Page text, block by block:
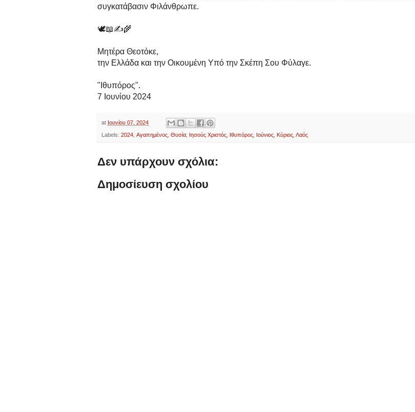
συγκατάβασιν Φιλάνθρωπε.
🕊📖✍️🌾
Μητέρα Θεοτόκε,
την Ελλάδα και την Οικουμένη Υπό την Σκέπη Σου Φύλαγε.
"Ιθυπόρος".
7 Ιουνίου 2024
at Ιουνίου 07, 2024
Labels: 2024 Αγαπημένος Θυσία Ιησούς Χριστός Ιθυπόρος Ιούνιος Κύριος Λαός
Δεν υπάρχουν σχόλια:
Δημοσίευση σχολίου